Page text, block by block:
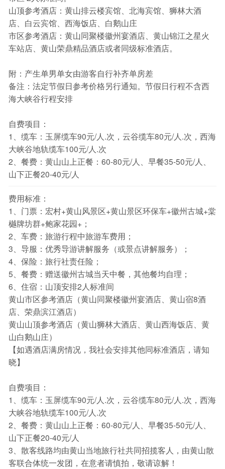
山顶参考酒店：黄山排云楼宾馆、北海宾馆、狮林大酒
店、白云宾馆、西海饭店、白鹅山庄
市区参考酒店：黄山同聚楼徽州宴酒店、黄山锦江之星火
车站店、黄山荣鼎精品酒店或者同级标准酒店。
附：产生单男单女由游客自行补齐单房差
备注：法定节假日参考价格另行通知。节假日行程不含西
海大峡谷行程安排
自费项目：
1、缆车：玉屏缆车90元/人.次，云谷缆车80元/人.次，西海
大峡谷地轨缆车100元/人.次
2、餐费：黄山山上正餐：60-80元/人、早餐35-50元/人、
山下正餐20-40元/人
费用标准：
1、门票：宏村+黄山风景区+黄山景区环保车+徽州古城+棠
樾牌坊群+鲍家花园+；
2、车费：旅游行程中旅游车费用；
3、导服：优秀导游讲解服务（或景点讲解服务）；
4、保险：旅行社责任险；
5、餐费：赠送徽州古城当天中餐，其他餐均自理；
6、住宿：山顶安排2人标准间
黄山市区参考酒店（黄山同聚楼徽州宴酒店、黄山宿8酒
店、荣鼎滨江酒店）
黄山山顶参考酒店（黄山狮林大酒店、黄山西海饭店、黄
山白鹅山庄）
【如遇酒店满房情况，我社会安排其他同标准酒店，请知
晓】
自费项目：
1、缆车：玉屏缆车90元/人.次，云谷缆车80元/人.次，西海
大峡谷地轨缆车100元/人.次
2、餐费：黄山山上正餐：60-80元/人、早餐35-50元/人、
山下正餐20-40元/人
3、散客线路均由黄山当地旅行社共同招揽客人，由黄山散
客联合体统一发团，在意者请慎拍，敬请谅解！